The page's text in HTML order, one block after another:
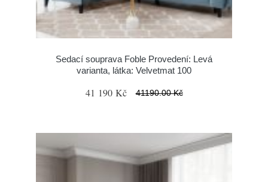
Sedací souprava Foble Provedení: Levá
varianta, látka: Velvetmat 100
41 190 Kč 41190.00 Kč